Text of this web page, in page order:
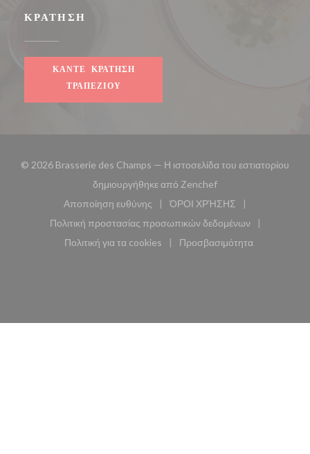
ΚΡΆΤΗΣΗ
ΚΆΝΤΕ ΚΡΆΤΗΣΗ
ΤΡΑΠΕΖΙΟΎ
© 2026 Brasserie des Champs — Η ιστοσελίδα του εστιατορίου
δημιουργήθηκε από Zenchef((ανοίγει σε νέο
Αποποίηση ευθύνης
((ανοίγει σε νέο παράθυρο))
ΌΡΟΙ ΧΡΉΣΗΣ
((ανοίγει σε νέο
Πολιτική προστασίας προσωπικών δεδομένων
((ανοίγει σε νέο παράθυρο))
Πολιτική για τα cookies
((ανοίγει σε νέο παράθυρο))
Προσβασιμότητα
((ανοίγει σε νέο